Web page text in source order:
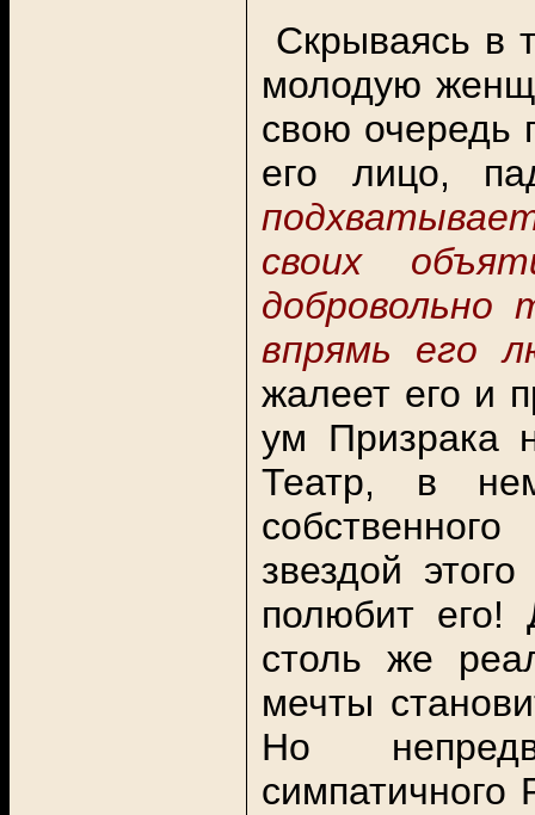
Скрываясь в
молодую
свою очередь
его лицо,
своих
впрямь его
жалеет его и
ум Призрака
Театр, в
звездой
полюбит его!
столь же
мечты
Но